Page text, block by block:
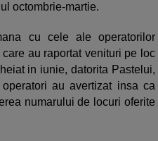
octombrie-martie.
cu cele ale operatorilor
au raportat venituri pe loc
in iunie, datorita Pastelui,
au avertizat insa ca
numarului de locuri oferite